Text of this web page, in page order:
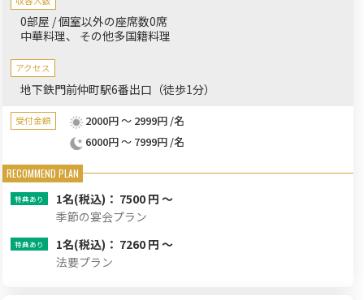
0部屋 / 個室以外の座席数0席
中華料理
その他多国籍料理
アクセス
地下鉄門前仲町駅6番出口（徒歩1分）
受付金額
2000円 ～ 2999円 /名
6000円 ～ 7999円 /名
1名(税込)： 7500 円 ～
季節の宴会プラン
1名(税込)： 7260 円 ～
法要プラン